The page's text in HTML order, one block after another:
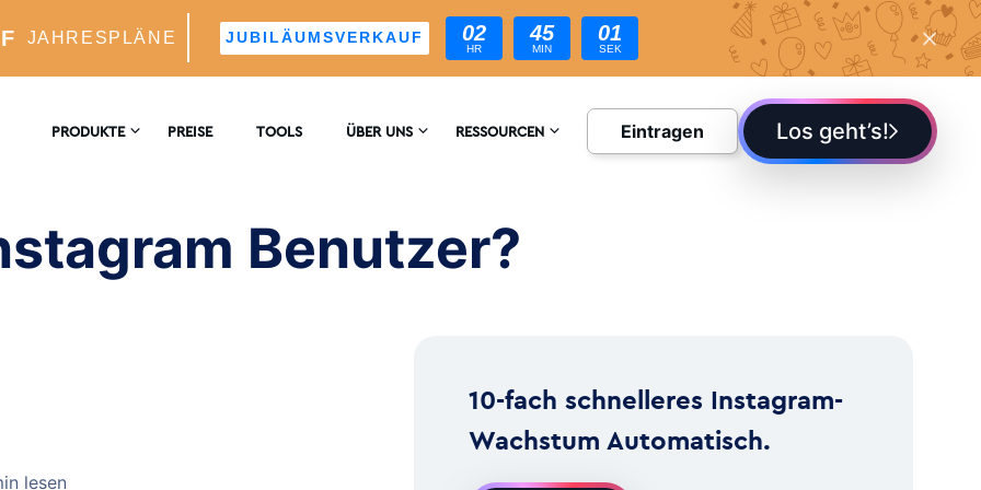
JAHRESPLÄNE JUBILÄUMSVERKAUF 02
HR
44
MIN
59
SEK
PRODUKTE
KI-Gesteuerter Wachstumsmotor
PREISE TOOLS ÜBER UNS RESSOURCEN
BLOG
Eintragen Los geht’s!
Benutzer?
lesen
10-fach schnelleres Instagram-
Wachstum Automatisch.